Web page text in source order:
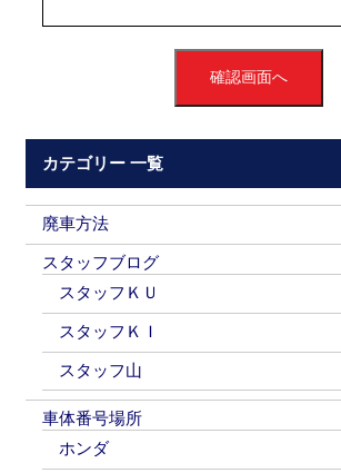
確認画面へ
カテゴリー 一覧
廃車方法
スタッフブログ
スタッフＫＵ
スタッフＫＩ
スタッフ山
車体番号場所
ホンダ